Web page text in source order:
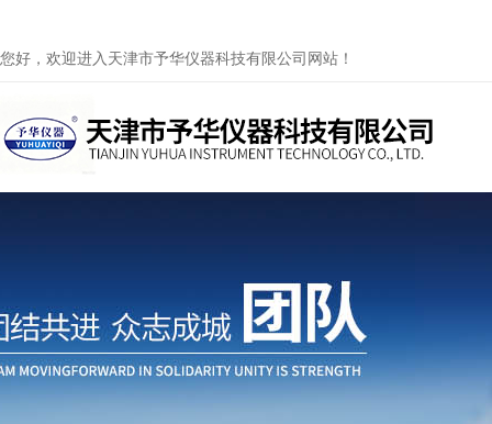
您好，欢迎进入天津市予华仪器科技有限公司网站！